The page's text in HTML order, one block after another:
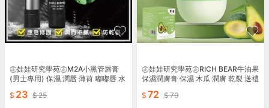
㊣娃娃研究學苑㊣M2A小黑管唇膏
(男士專用) 保濕 潤唇 薄荷 嘟嘟唇 水
23 25
㊣娃娃研究學苑㊣RICH BEAR牛油果
保濕潤膚膏 保濕 木瓜 潤膚 乾裂 送禮
72 79